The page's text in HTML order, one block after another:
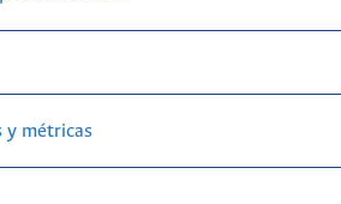
y métricas